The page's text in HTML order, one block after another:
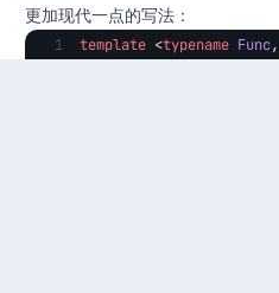
更加现代一点的写法：
template <typename Func,